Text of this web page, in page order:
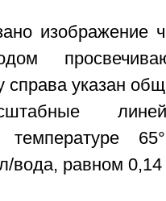
изображение
справа указан
температуре
вода, равном